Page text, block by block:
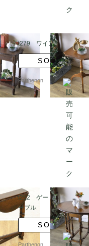
t279 ワインテーブル
SOLD
Parthenon
フ
t252 ゲートレッグテ
ーブル
SOLD
Parthenon